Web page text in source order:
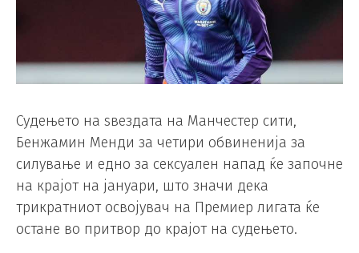
Судењето на ѕвездата на Манчестер сити,
Бенжамин Менди за четири обвиненија за
силување и едно за сексуален напад ќе започне
на крајот на јануари, што значи дека
трикратниот освојувач на Премиер лигата ќе
остане во притвор до крајот на судењето.